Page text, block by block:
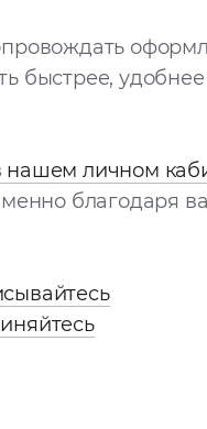
быстрее,
нашем личном